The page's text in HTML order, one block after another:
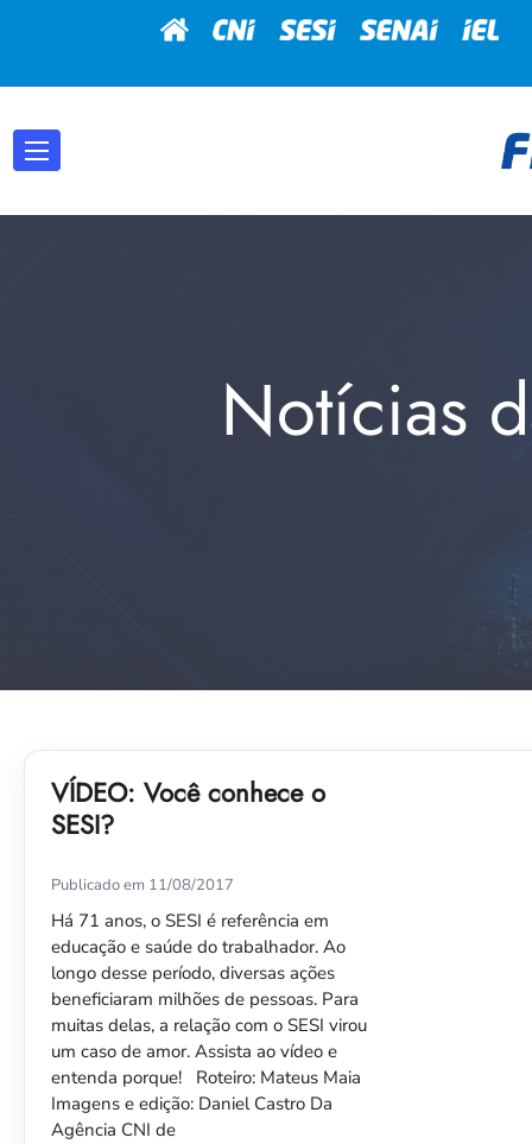
Notícias
VÍDEO: Você conhece o
SESI?
Publicado em 11/08/2017
Há 71 anos, o SESI é referência em
educação e saúde do trabalhador. Ao
longo desse período, diversas ações
beneficiaram milhões de pessoas. Para
muitas delas, a relação com o SESI virou
um caso de amor. Assista ao vídeo e
entenda porque! Roteiro: Mateus Maia
Imagens e edição: Daniel Castro Da
Agência CNI de